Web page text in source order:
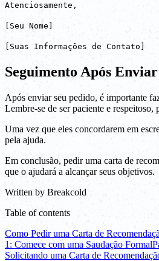
Atenciosamente,
[Seu Nome]
[Suas Informações de Contato]
Seguimento Após
Após enviar seu pedido, é importante
Lembre-se de ser paciente e
Uma vez que eles concordarem em
pela ajuda.
Em conclusão, pedir uma carta de
que o ajudará a alcançar seus objetivos.
Written by Breakcold
Table of contents
Como Pedir uma Carta de
1: Comece com uma Saudação Formal
Solicitando uma Carta de